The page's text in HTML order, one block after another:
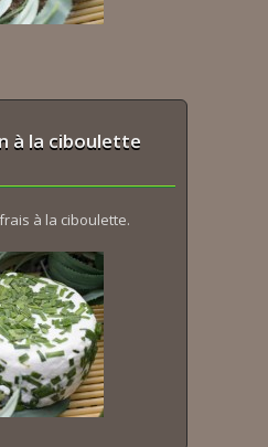
à la ciboulette
à la ciboulette.